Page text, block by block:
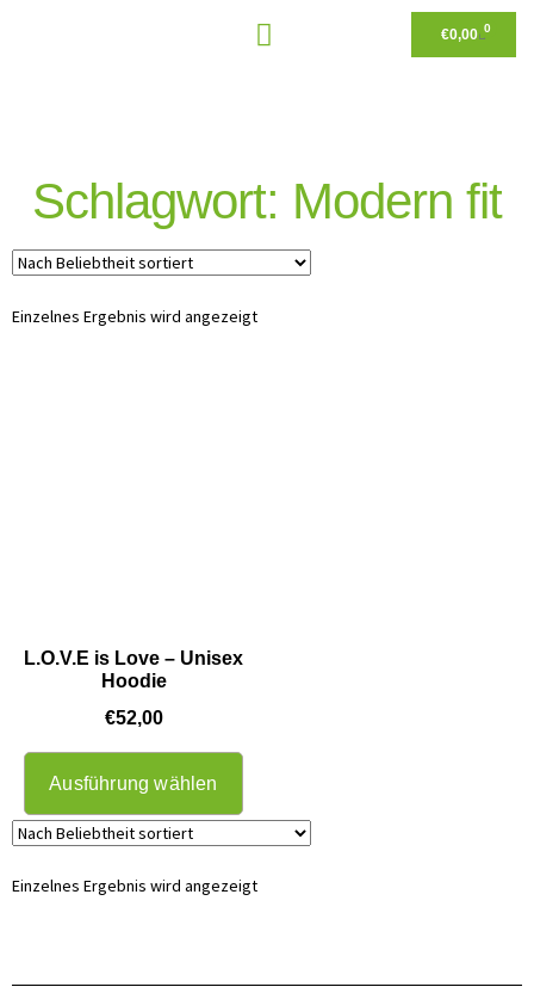
€0,00 0
Schlagwort: Modern fit
Einzelnes Ergebnis wird angezeigt
L.O.V.E is Love – Unisex
Hoodie
€52,00
Ausführung wählen
Einzelnes Ergebnis wird angezeigt